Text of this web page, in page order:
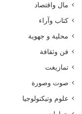
مال واقتصاد
كتاب وآراء
محلية و جهوية
فن وثقافة
تمازيغت
صوت وصورة
علوم وتيكنولوجيا